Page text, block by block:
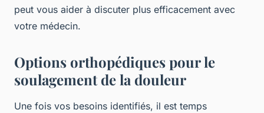
peut vous aider à discuter plus efficacement avec
votre médecin.
Options orthopédiques pour le
soulagement de la douleur
Une fois vos besoins identifiés, il est temps